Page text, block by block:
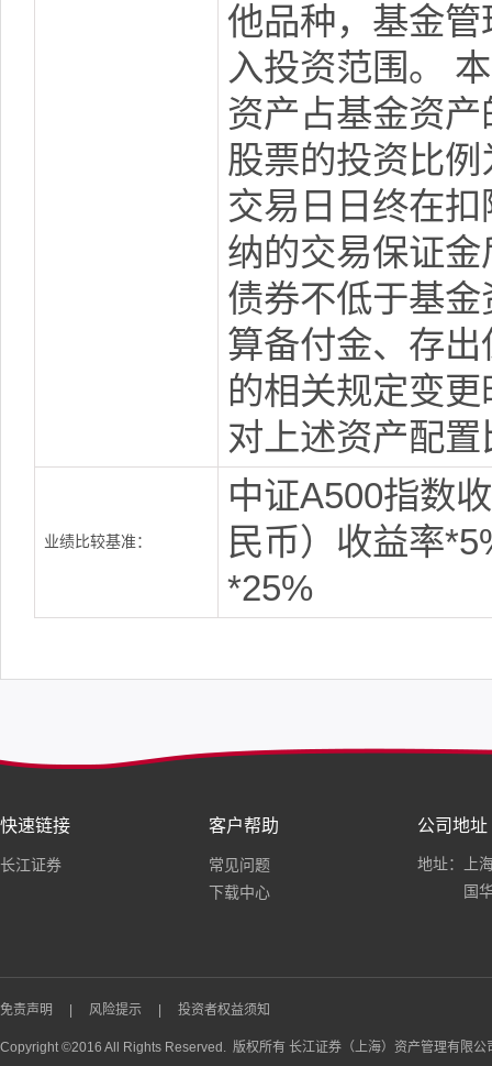
他品种，基金
入投资范围。
资产占基金资
股票的投资比
交易日日终在
纳的交易保证
债券不低于基
算备付金、存
的相关规定变
对上述资产配
业绩比较基准：
中证A500指数
民币）收益率
*25%
快速链接
长江证券
客户帮助
常见问题
下载中心
公司地址
地址：上
国
免责声明 风险提示 投资者权益须知
Copyright ©2016 All Rights Reserved. 版权所有 长江证券（上海）资产管理有限